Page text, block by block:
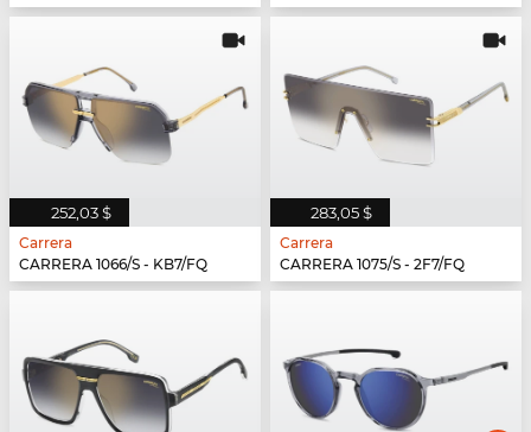
252,03 $
Carrera
CARRERA 1066/S - KB7/FQ
283,05 $
Carrera
CARRERA 1075/S - 2F7/FQ